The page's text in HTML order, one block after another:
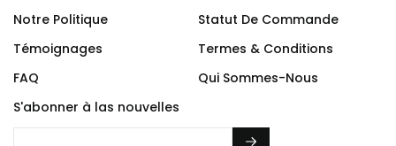
Notre Politique
Statut De Commande
Témoignages
Termes & Conditions
FAQ
Qui Sommes-Nous
S'abonner à las nouvelles